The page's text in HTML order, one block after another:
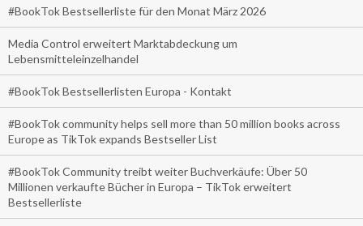
#BookTok Bestsellerliste für den Monat März 2026
Media Control erweitert Marktabdeckung um
Lebensmitteleinzelhandel
#BookTok Bestsellerlisten Europa - Kontakt
#BookTok community helps sell more than 50 million books across
Europe as TikTok expands Bestseller List
#BookTok Community treibt weiter Buchverkäufe: Über 50
Millionen verkaufte Bücher in Europa – TikTok erweitert
Bestsellerliste